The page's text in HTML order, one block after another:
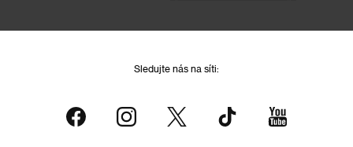
Sledujte nás na síti: